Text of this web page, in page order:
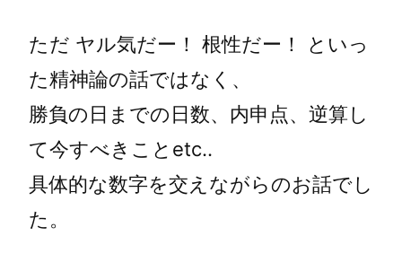
ただ ヤル気だー！ 根性だー！ といっ
た精神論の話ではなく、
勝負の日までの日数、内申点、逆算し
て今すべきことetc..
具体的な数字を交えながらのお話でし
た。